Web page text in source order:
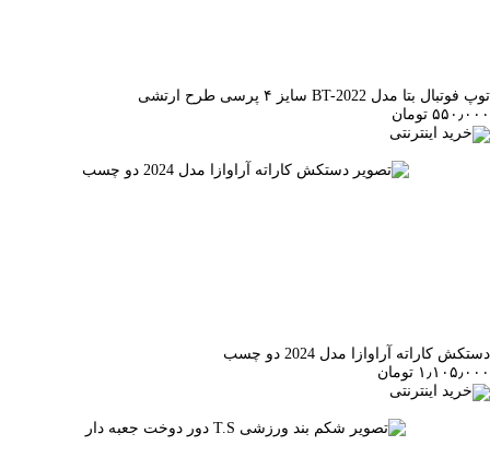
توپ فوتبال بتا مدل BT-2022 سایز ۴ پرسی طرح ارتشی
۵۵۰٫۰۰۰ تومان
خرید اینترنتی
دستکش کاراته آراوازا مدل 2024 دو چسب
۱٫۱۰۵٫۰۰۰ تومان
خرید اینترنتی